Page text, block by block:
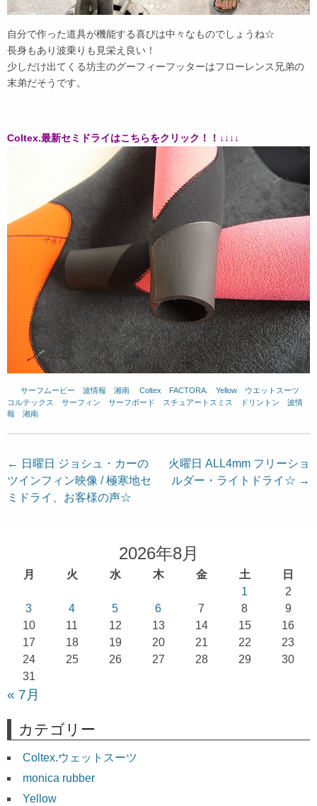
自分で作った道具が機能する喜びは中々なものでしょうね☆
長身もあり波乗りも見栄え良い！
少しだけ出てくる坊主のグーフィーフッターはフローレンス兄弟の
末弟だそうです。
Coltex.最新セミドライはこちらをクリック！！↓↓↓↓
サーフムービー 波情報 湘南 Coltex FACTORA. Yellow ウエットスーツ
コルテックス
サーフィン サーフボード スチュアートスミス ドリントン
波情
報 湘南
投
稿
ナ
← 日曜日 ジョシュ・カーの
ツインフィン映像 / 極寒地セ
ミドライ、お客様の声☆
火曜日 ALL4mm フリーショ
ルダー・ライトドライ☆ →
2026年8月
月 火 水 木 金 土
日
1
2
3
4 5 6 7 8
9
10
11 12 13 14 15
16
17
18 19 20 21 22
23
24
25 26 27 28 29
30
31
« 7月
カテゴリー
Coltex.ウェットスーツ
monica rubber
Yellow